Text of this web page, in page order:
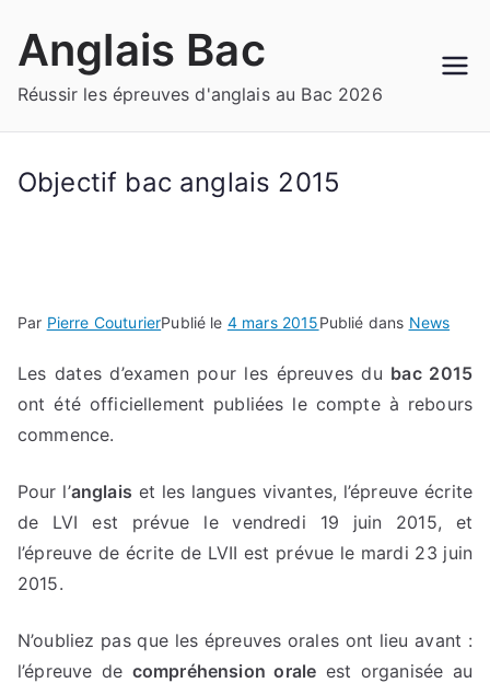
Anglais Bac
Réussir les épreuves d'anglais au Bac 2026
Objectif bac anglais 2015
Par Pierre CouturierPublié le 4 mars 2015Publié dans News
Les dates d’examen pour les épreuves du bac 2015
ont été officiellement publiées le compte à rebours
commence.
Pour l’anglais et les langues vivantes, l’épreuve écrite
de LVI est prévue le vendredi 19 juin 2015, et
l’épreuve de écrite de LVII est prévue le mardi 23 juin
2015.
N’oubliez pas que les épreuves orales ont lieu avant :
l’épreuve de compréhension orale est organisée au